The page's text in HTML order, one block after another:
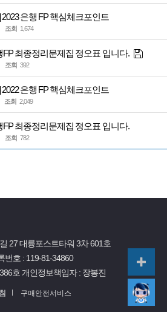
은행 FP 핵심체크포인트
조회 1,674
FP 최종정리문제집 정오표 입니다.
조회 392
은행 FP 핵심체크포인트
조회 2,049
FP 최종정리문제집 정오표 입니다.
조회 782
27 대륭포스트타워 3차 601호
번호 : 119-81-34860
호 개인정보책임자 : 장봉진
구매안전서비스